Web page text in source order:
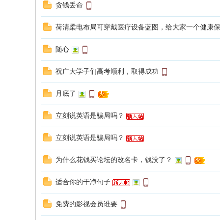
贪钱丢命
荷清柔电布局可穿戴医疗设备蓝图，给大家一个健康
随心
祝广大学子们高考顺利，取得成功
月底了
立刻说英语是骗局吗？
立刻说英语是骗局吗？
为什么花钱买论坛的改名卡，钱没了？
适合你的干净句子
免费的影视会员谁要